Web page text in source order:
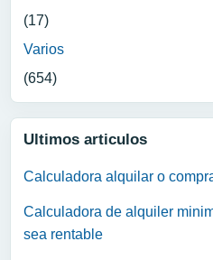
(17)
Varios
(654)
Ultimos articulos
Calculadora alquilar o
Calculadora de alquiler
sea rentable